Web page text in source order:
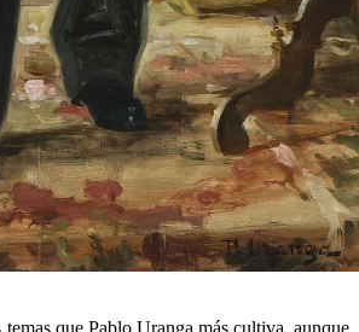
que Pablo Uranga más cultiva, aunque